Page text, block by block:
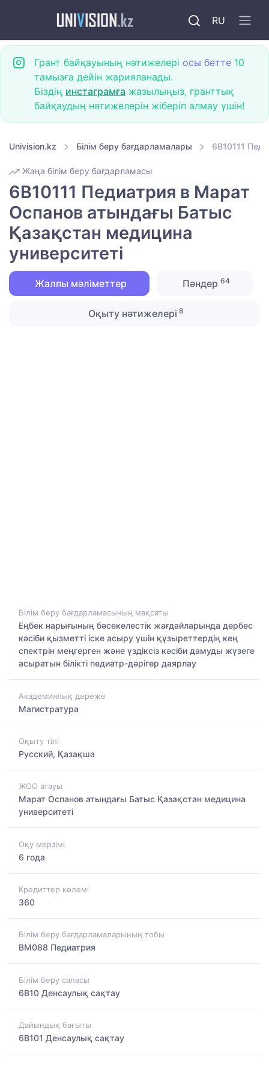
RU
Грант байқауының нәтижелері осы бетте 10
тамызға дейін жарияланады.
Біздің инстаграмға жазылыңыз, гранттық
байқаудың нәтижелерін жіберіп алмау үшін!
Univision.kz Білім беру бағдарламалары 6B10111
Жаңа білім беру бағдарламасы
6B10111 Педиатрия в Марат
Оспанов атындағы Батыс
Қазақстан медицина
университеті
Жалпы мәліметтер Пәндер 64
Оқыту нәтижелері 8
Білім беру бағдарламасының мақсаты
Еңбек нарығының бәсекелестік жағдайларында дербес
кәсіби қызметті іске асыру үшін құзыреттердің кең
спектрін меңгерген және үздіксіз кәсіби дамуды жүзеге
асыратын білікті педиатр-дәрігер даярлау
Академиялық дәреже
Магистратура
Оқыту тілі
Русский, Қазақша
ЖОО атауы
Марат Оспанов атындағы Батыс Қазақстан медицина
университеті
Оқу мерзімі
6 года
Кредиттер көлемі
360
Білім беру бағдарламаларының тобы
BM088 Педиатрия
Білім беру саласы
6B10 Денсаулық сақтау
Дайындық бағыты
6B101 Денсаулық сақтау